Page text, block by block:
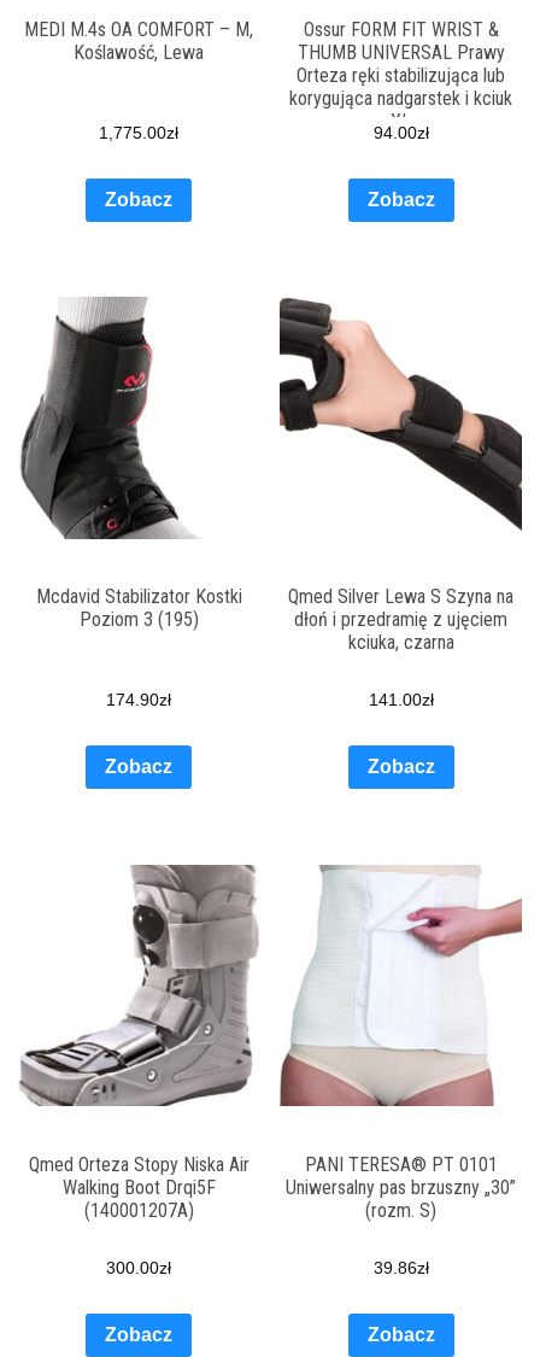
MEDI M.4s OA COMFORT – M,
Koślawość, Lewa
1,775.00zł
Zobacz
Ossur FORM FIT WRIST &
THUMB UNIVERSAL Prawy
Orteza ręki stabilizująca lub
korygująca nadgarstek i kciuk
XL
94.00zł
Zobacz
Mcdavid Stabilizator Kostki
Poziom 3 (195)
174.90zł
Zobacz
Qmed Silver Lewa S Szyna na
dłoń i przedramię z ujęciem
kciuka, czarna
141.00zł
Zobacz
Qmed Orteza Stopy Niska Air
Walking Boot Drqi5F
(140001207A)
300.00zł
Zobacz
PANI TERESA® PT 0101
Uniwersalny pas brzuszny „30”
(rozm. S)
39.86zł
Zobacz